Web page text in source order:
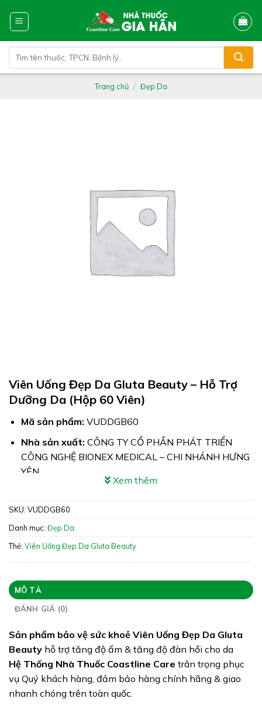
kiếm:
Trang chủ / Đẹp Da
Viên Uống Đẹp Da Gluta Beauty – Hỗ Trợ
Dưỡng Da (Hộp 60 Viên)
Mã sản phẩm: VUDDGB60
Nhà sản xuất: CÔNG TY CỔ PHẦN PHÁT TRIỂN
CÔNG NGHỆ BIONEX MEDICAL – CHI NHÁNH HƯNG
YÊN
tăng độ ẩm & tăng độ đàn hồi cho da
Xuất xứ:Việt Nam
Giấy phép:6256/2022/ĐKSP – 2037/2022/XNQC-
Quy cách:Hộp 60 Viên
Tình trạng hàng:Hết hàng
Xem thêm
SKU: VUDDGB60
Danh mục: Đẹp Da
Thẻ: Viên Uống Đẹp Da Gluta Beauty
MÔ TẢ
ĐÁNH GIÁ (0)
Sản phẩm bảo vệ sức khoẻ Viên Uống Đẹp Da Gluta
Beauty hỗ trợ tăng độ ẩm & tăng độ đàn hồi cho da
Hệ Thống Nhà Thuốc Coastline Care trân trọng phục
vụ Quý khách hàng, đảm bảo hàng chính hãng & giao
nhanh chóng trên toàn quốc.